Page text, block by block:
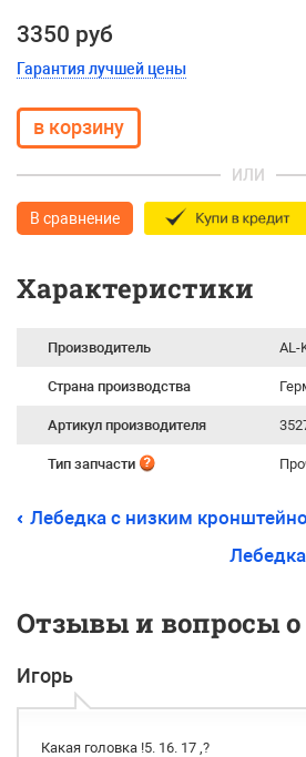
3350 руб
Гарантия лучшей цены
ИЛИ
В сравнение
Характеристики
Производитель AL-
Страна производства
Артикул производителя
Тип запчасти
Лебедка с низким
Отзывы и вопросы о
Игорь
Какая головка !5. 16. 17 ,?